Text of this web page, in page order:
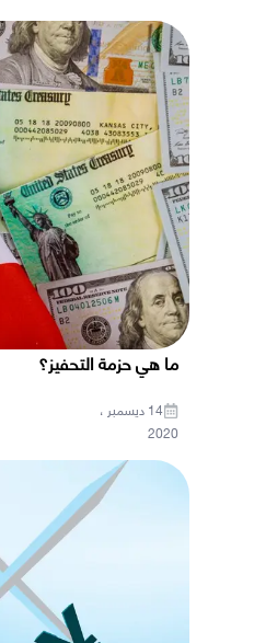
ما هي حزمة التحفيز؟
14 ديسمبر ،
2020